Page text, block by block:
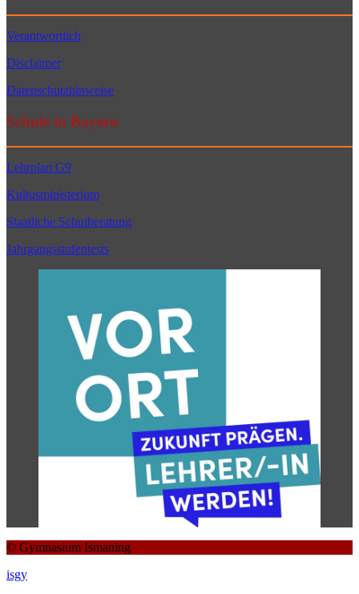
Verantwortlich
Disclaimer
Datenschutzhinweise
Schule in Bayern
Lehrplan G9
Kultusministerium
Staatliche Schulberatung
Jahrgangsstufentests
© Gymnasium Ismaning
isgy